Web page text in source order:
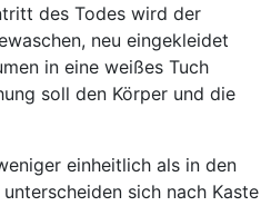
des Todes wird der
neu eingekleidet
in eine weißes Tuch
soll den Körper und die
einheitlich als in den
sich nach Kaste